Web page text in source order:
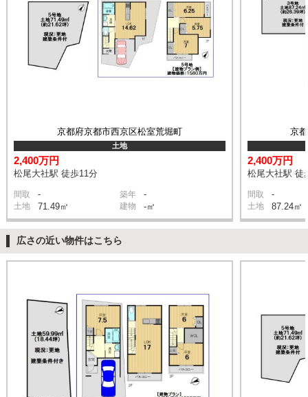
京都府京都市西京区松室荒堀町
土地
2,400万円
松尾大社駅 徒歩11分
間取 - 築年 -
土地 71.49㎡ 建物 -㎡
京
2,400万円
松尾大社駅 徒
間取 -
土地 87.24㎡
広さの近い物件はこちら